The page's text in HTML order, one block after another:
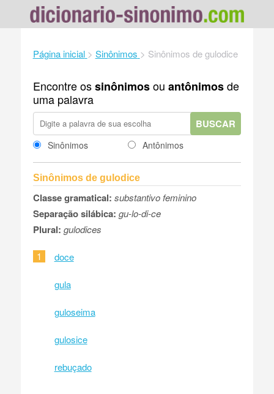
Página inicial > Sinônimos > Sinônimos de gulodice
Encontre ossinônimosou antônimosde
uma palavra
BUSCAR
Sinônimos Antônimos
Sinônimos de gulodice
Classe gramatical: substantivo feminino
Separação silábica: gu-lo-di-ce
Plural: gulodices
1 doce
gula
guloseima
gulosice
rebuçado